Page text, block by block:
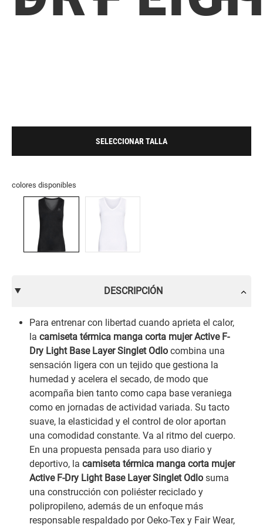
SELECCIONAR TALLA
colores disponibles
DESCRIPCIÓN
Para entrenar con libertad cuando aprieta el calor,
la camiseta térmica manga corta mujer Active F-
Dry Light Base Layer Singlet Odlo combina una
sensación ligera con un tejido que gestiona la
humedad y acelera el secado, de modo que
acompaña bien tanto como capa base veraniega
como en jornadas de actividad variada. Su tacto
suave, la elasticidad y el control de olor aportan
una comodidad constante. Va al ritmo del cuerpo.
En una propuesta pensada para uso diario y
deportivo, la camiseta térmica manga corta mujer
Active F-Dry Light Base Layer Singlet Odlo suma
una construcción con poliéster reciclado y
polipropileno, además de un enfoque más
responsable respaldado por Oeko-Tex y Fair Wear,